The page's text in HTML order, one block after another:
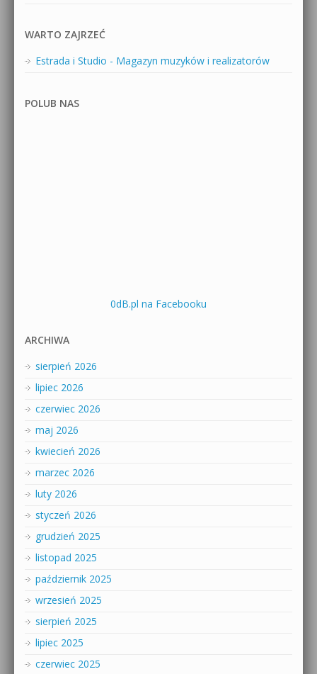
WARTO ZAJRZEĆ
Estrada i Studio - Magazyn muzyków i realizatorów
POLUB NAS
0dB.pl na Facebooku
ARCHIWA
sierpień 2026
lipiec 2026
czerwiec 2026
maj 2026
kwiecień 2026
marzec 2026
luty 2026
styczeń 2026
grudzień 2025
listopad 2025
październik 2025
wrzesień 2025
sierpień 2025
lipiec 2025
czerwiec 2025